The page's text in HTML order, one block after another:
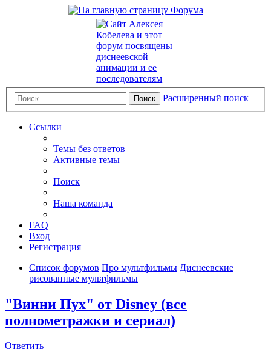
Поиск Расширенный поиск
Ссылки
Темы без ответов
Активные темы
Поиск
Наша команда
FAQ
Вход
Регистрация
Список форумов Про мультфильмы Диснеевские
рисованные мультфильмы
"Винни Пух" от Disney (все
полнометражки и сериал)
Ответить